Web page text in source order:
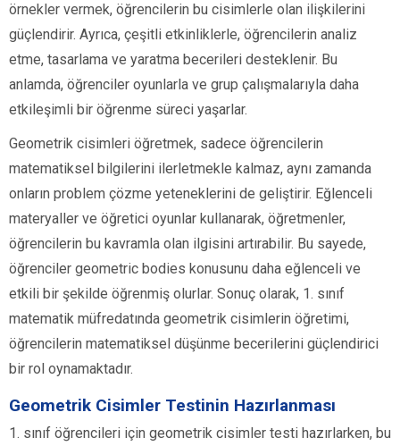
örnekler vermek, öğrencilerin bu cisimlerle olan ilişkilerini
güçlendirir. Ayrıca, çeşitli etkinliklerle, öğrencilerin analiz
etme, tasarlama ve yaratma becerileri desteklenir. Bu
anlamda, öğrenciler oyunlarla ve grup çalışmalarıyla daha
etkileşimli bir öğrenme süreci yaşarlar.
Geometrik cisimleri öğretmek, sadece öğrencilerin
matematiksel bilgilerini ilerletmekle kalmaz, aynı zamanda
onların problem çözme yeteneklerini de geliştirir. Eğlenceli
materyaller ve öğretici oyunlar kullanarak, öğretmenler,
öğrencilerin bu kavramla olan ilgisini artırabilir. Bu sayede,
öğrenciler geometric bodies konusunu daha eğlenceli ve
etkili bir şekilde öğrenmiş olurlar. Sonuç olarak, 1. sınıf
matematik müfredatında geometrik cisimlerin öğretimi,
öğrencilerin matematiksel düşünme becerilerini güçlendirici
bir rol oynamaktadır.
Geometrik Cisimler Testinin Hazırlanması
1. sınıf öğrencileri için geometrik cisimler testi hazırlarken, bu